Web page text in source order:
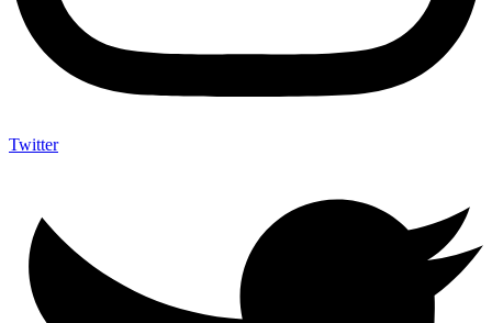
Twitter